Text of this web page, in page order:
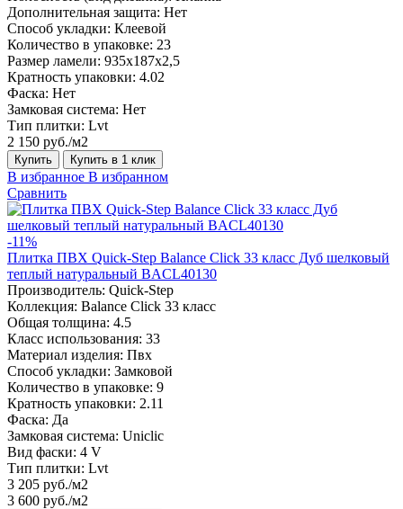
Дополнительная защита: Нет
Способ укладки: Клеевой
Количество в упаковке: 23
Размер ламели: 935х187х2,5
Кратность упаковки: 4.02
Фаска: Нет
Замковая система: Нет
Тип плитки: Lvt
2 150 руб./м2
Купить Купить в 1 клик
В избранное В избранном
Сравнить
-11%
Плитка ПВХ Quick-Step Balance Click 33 класс Дуб шелковый
теплый натуральный BACL40130
Производитель: Quick-Step
Коллекция: Balance Click 33 класс
Общая толщина: 4.5
Класс использования: 33
Материал изделия: Пвх
Способ укладки: Замковой
Количество в упаковке: 9
Кратность упаковки: 2.11
Фаска: Да
Замковая система: Uniclic
Вид фаски: 4 V
Тип плитки: Lvt
3 205 руб./м2
3 600 руб./м2